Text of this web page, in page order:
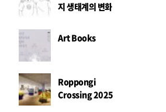
지 생태계의 변화
Art Books
Roppongi
Crossing 2025